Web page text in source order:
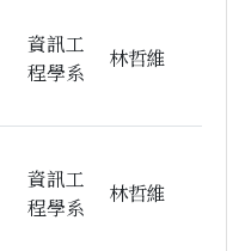
資訊工
程學系
林哲維
資訊工
程學系
林哲維